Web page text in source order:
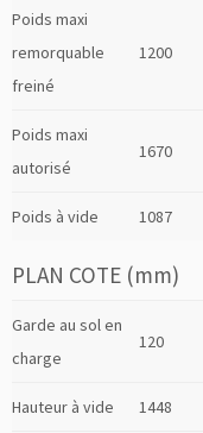
Poids maxi
remorquable
freiné
1200
Poids maxi
autorisé
1670
Poids à vide 1087
PLAN COTE (mm)
Garde au sol en
charge
120
Hauteur à vide 1448